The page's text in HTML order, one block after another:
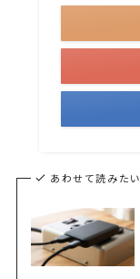
あわせて読みたい